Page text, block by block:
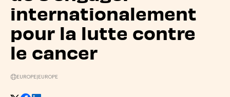
internationalement
pour la lutte contre
le cancer
EUROPE EUROPE